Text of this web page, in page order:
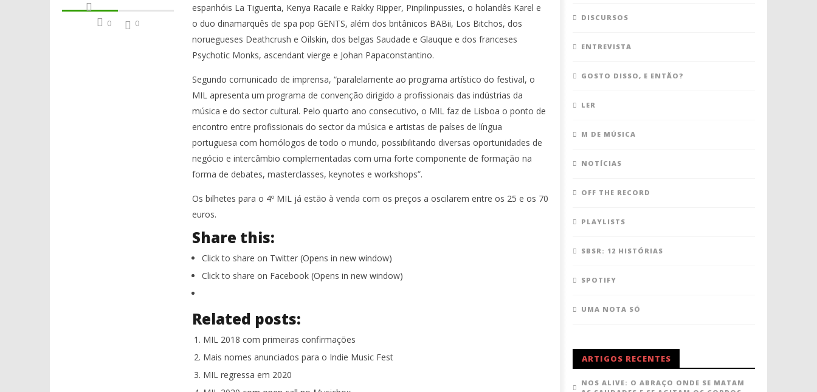
0 0
espanhóis La Tiguerita, Kenya Racaile e Rakky Ripper, Pinpilinpussies, o holandês Karel e
o duo dinamarquês de spa pop GENTS, além dos britânicos BABii, Los Bitchos, dos
noruegueses Deathcrush e Oilskin, dos belgas Saudade e Glauque e dos franceses
Psychotic Monks, ascendant vierge e Johan Papaconstantino.
Segundo comunicado de imprensa, “paralelamente ao programa artístico do festival, o
MIL apresenta um programa de convenção dirigido a profissionais das indústrias da
música e do sector cultural. Pelo quarto ano consecutivo, o MIL faz de Lisboa o ponto de
encontro entre profissionais do sector da música e artistas de países de língua
portuguesa com homólogos de todo o mundo, possibilitando diversas oportunidades de
negócio e intercâmbio complementadas com uma forte componente de formação na
forma de debates, masterclasses, keynotes e workshops”.
Os bilhetes para o 4º MIL já estão à venda com os preços a oscilarem entre os 25 e os 70
euros.
Share this:
Click to share on Twitter (Opens in new window)
Click to share on Facebook (Opens in new window)
Related posts:
MIL 2018 com primeiras confirmações
Mais nomes anunciados para o Indie Music Fest
MIL regressa em 2020
DISCURSOS
ENTREVISTA
GOSTO DISSO, E ENTÃO?
LER
M DE MÚSICA
NOTÍCIAS
OFF THE RECORD
PLAYLISTS
SBSR: 12 HISTÓRIAS
SPOTIFY
UMA NOTA SÓ
ARTIGOS RECENTES
NOS ALIVE: O ABRAÇO ONDE SE MATAM